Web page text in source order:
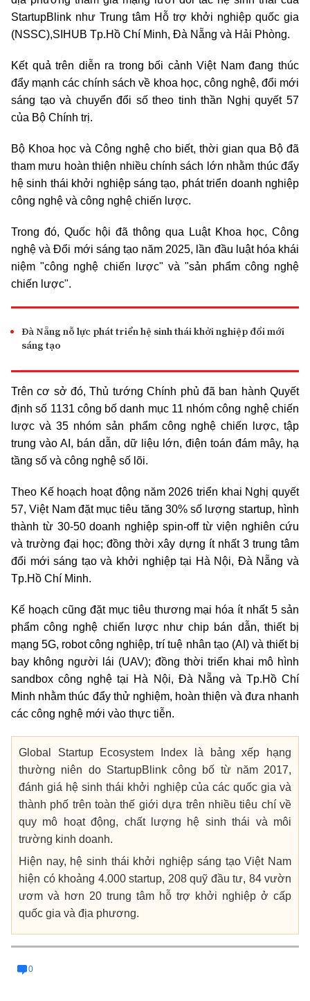
StartupBlink như Trung tâm Hỗ trợ khởi nghiệp quốc gia
(NSSC),SIHUB Tp.Hồ Chí Minh, Đà Nẵng và Hải Phòng.
Kết quả trên diễn ra trong bối cảnh Việt Nam đang thúc
đẩy mạnh các chính sách về khoa học, công nghệ, đổi mới
sáng tạo và chuyển đổi số theo tinh thần Nghị quyết 57
của Bộ Chính trị.
Bộ Khoa học và Công nghệ cho biết, thời gian qua Bộ đã
tham mưu hoàn thiện nhiều chính sách lớn nhằm thúc đẩy
hệ sinh thái khởi nghiệp sáng tạo, phát triển doanh nghiệp
công nghệ và công nghệ chiến lược.
Trong đó, Quốc hội đã thông qua Luật Khoa học, Công
nghệ và Đổi mới sáng tạo năm 2025, lần đầu luật hóa khái
niệm "công nghệ chiến lược" và "sản phẩm công nghệ
chiến lược".
Đà Nẵng nỗ lực phát triển hệ sinh thái khởi nghiệp đổi mới
sáng tạo
Trên cơ sở đó, Thủ tướng Chính phủ đã ban hành Quyết
định số 1131 công bố danh mục 11 nhóm công nghệ chiến
lược và 35 nhóm sản phẩm công nghệ chiến lược, tập
trung vào AI, bán dẫn, dữ liệu lớn, điện toán đám mây, hạ
tầng số và công nghệ số lõi.
Theo Kế hoạch hoạt động năm 2026 triển khai Nghị quyết
57, Việt Nam đặt mục tiêu tăng 30% số lượng startup, hình
thành từ 30-50 doanh nghiệp spin-off từ viện nghiên cứu
và trường đại học; đồng thời xây dựng ít nhất 3 trung tâm
đổi mới sáng tạo và khởi nghiệp tại Hà Nội, Đà Nẵng và
Tp.Hồ Chí Minh.
Kế hoạch cũng đặt mục tiêu thương mại hóa ít nhất 5 sản
phẩm công nghệ chiến lược như chip bán dẫn, thiết bị
mạng 5G, robot công nghiệp, trí tuệ nhân tạo (AI) và thiết bị
bay không người lái (UAV); đồng thời triển khai mô hình
sandbox công nghệ tại Hà Nội, Đà Nẵng và Tp.Hồ Chí
Minh nhằm thúc đẩy thử nghiệm, hoàn thiện và đưa nhanh
các công nghệ mới vào thực tiễn.
Global Startup Ecosystem Index là bảng xếp hạng
thường niên do StartupBlink công bố từ năm 2017,
đánh giá hệ sinh thái khởi nghiệp của các quốc gia và
thành phố trên toàn thế giới dựa trên nhiều tiêu chí về
quy mô hoạt động, chất lượng hệ sinh thái và môi
trường kinh doanh.
Hiện nay, hệ sinh thái khởi nghiệp sáng tạo Việt Nam
hiện có khoảng 4.000 startup, 208 quỹ đầu tư, 84 vườn
ươm và hơn 20 trung tâm hỗ trợ khởi nghiệp ở cấp
quốc gia và địa phương.
0